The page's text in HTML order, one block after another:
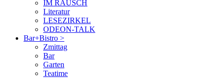
IM RAUSCH
Literatur
LESEZIRKEL
ODEON-TALK
Bar+Bistro >
Zmittag
Bar
Garten
Teatime